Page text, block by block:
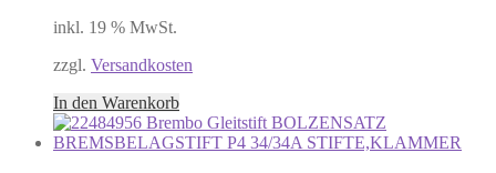
inkl. 19 % MwSt.
zzgl. Versandkosten
In den Warenkorb